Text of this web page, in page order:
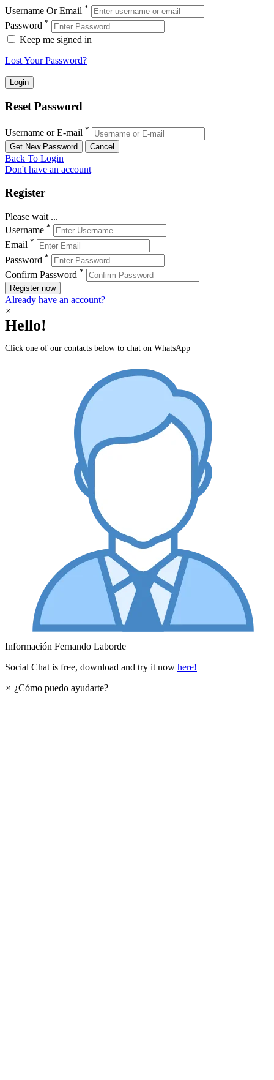
Username Or Email *
Password *
Keep me signed in
Lost Your Password?
Reset Password
Username or E-mail *
Back To Login
Don't have an account
Register
Please wait ...
Username *
Email *
Password *
Confirm Password *
Register now
Already have an account?
×
Hello!
Click one of our contacts below to chat on WhatsApp
Información Fernando Laborde
Social Chat is free, download and try it now here!
× ¿Cómo puedo ayudarte?